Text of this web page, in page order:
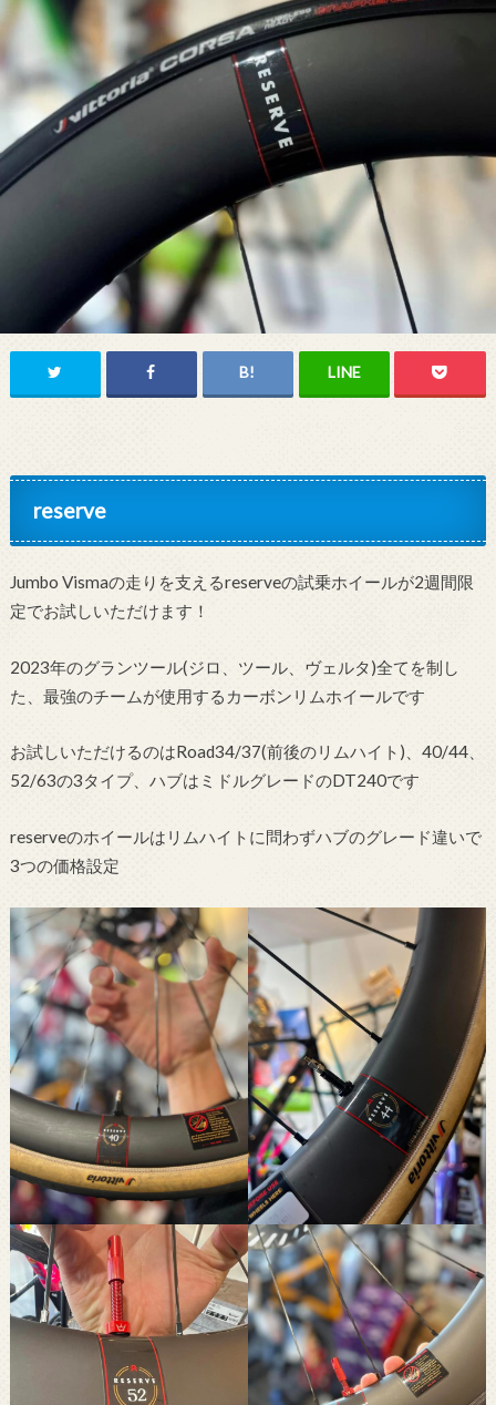
reserve
Jumbo Vismaの走りを支えるreserveの試乗ホイールが2週間限
定でお試しいただけます！
2023年のグランツール(ジロ、ツール、ヴェルタ)全てを制し
た、最強のチームが使用するカーボンリムホイールです
お試しいただけるのはRoad34/37(前後のリムハイト)、40/44、
52/63の3タイプ、ハブはミドルグレードのDT240です
reserveのホイールはリムハイトに問わずハブのグレード違いで
3つの価格設定